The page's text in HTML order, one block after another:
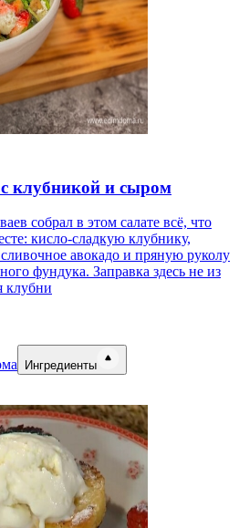
с клубникой и сыром
собрал в этом салате всё, что
кисло-сладкую клубнику,
авокадо и пряную руколу
фундука. Заправка здесь не из
клубни
Ингредиенты